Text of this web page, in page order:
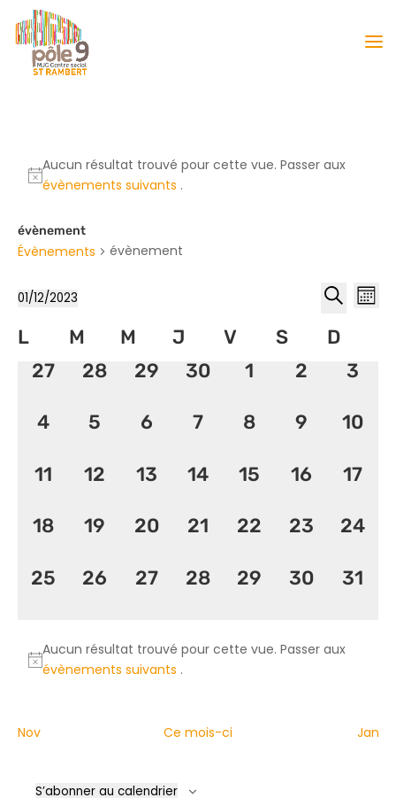
Aucun résultat trouvé pour cette vue. Passer aux
évènements suivants .
évènement
Évènements évènement
vues
de
Mois
01/12/2023
une
Calendrier
de
Évènements
L M M J V S
D
0
27
0
28
0
29
0
30
0
1
0
2
0
3
0
4
0
5
0
6
0
7
0
8
0
9
0
10
0
11
0
12
0
13
0
14
0
15
0
16
0
17
0
18
0
19
0
20
0
21
0
22
0
23
0
24
0
25
0
26
0
27
0
28
0
29
0
30
0
31
Aucun résultat trouvé pour cette vue. Passer aux
évènements suivants .
Nov Ce mois-ci Jan
S’abonner au calendrier